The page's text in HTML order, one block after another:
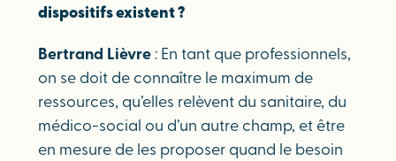
dispositifs existent ?
Bertrand Lièvre: En tant que professionnels,
on se doit de connaître le maximum de
ressources, qu’elles relèvent du sanitaire, du
médico-social ou d’un autre champ, et être
en mesure de les proposer quand le besoin